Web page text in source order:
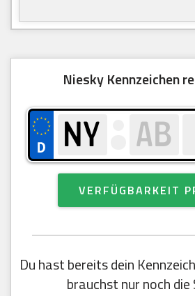
Niesky Kennzeichen
VERFÜGBARKEIT
Du hast bereits dein
brauchst nur noch die